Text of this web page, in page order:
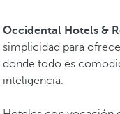
Occidental Hotels &
simplicidad para
donde todo es
inteligencia.